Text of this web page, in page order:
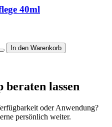
40ml
lassen
oder Anwendung?
persönlich weiter.